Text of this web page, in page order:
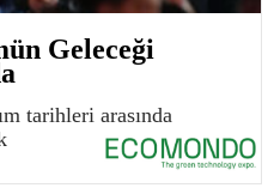
Geleceği
tarihleri arasında